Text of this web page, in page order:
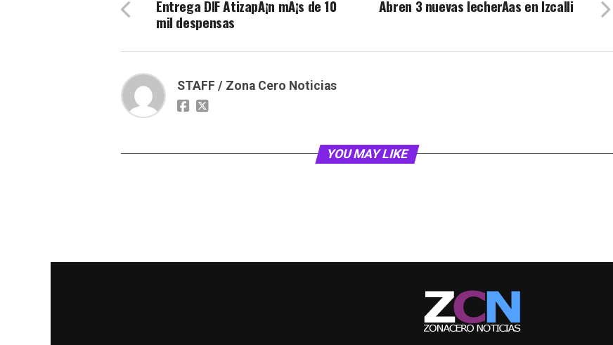
Abren 3 nuevas lecherÃ­as en Izcalli
Entrega DIF AtizapÃ¡n mÃ¡s de 10
mil despensas
STAFF / Zona Cero Noticias
YOU MAY LIKE